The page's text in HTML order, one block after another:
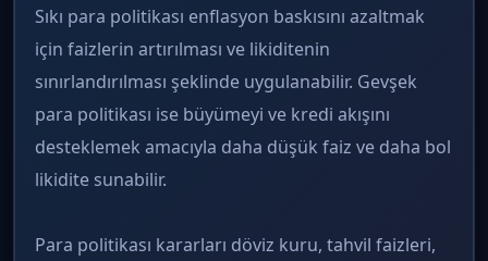
Sıkı para politikası enflasyon baskısını azaltmak
için faizlerin artırılması ve likiditenin
sınırlandırılması şeklinde uygulanabilir. Gevşek
para politikası ise büyümeyi ve kredi akışını
desteklemek amacıyla daha düşük faiz ve daha bol
likidite sunabilir.
Para politikası kararları döviz kuru, tahvil faizleri,